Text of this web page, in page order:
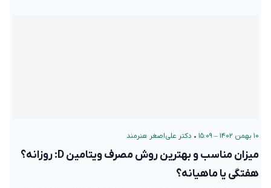
۱۰ بهمن ۱۴۰۲ – ۱۵:۰۹ • دکتر علی‌اصغر هنرمند
میزان مناسب و بهترین روش مصرف ویتامین D: روزانه؟
هفتگی یا ماهیانه؟